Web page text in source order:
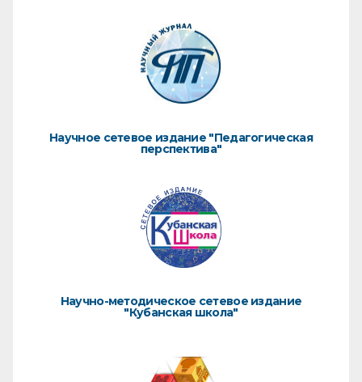
Научное сетевое издание "Педагогическая
перспектива"
Научно-методическое сетевое издание
"Кубанская школа"